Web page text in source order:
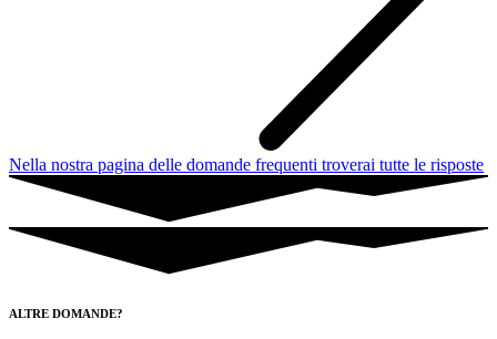
Nella nostra pagina delle domande frequenti troverai tutte le risposte
ALTRE DOMANDE?